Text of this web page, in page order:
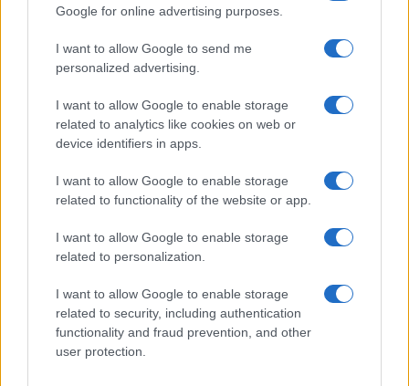
Google for online advertising purposes.
I want to allow Google to send me
personalized advertising.
I want to allow Google to enable storage
related to analytics like cookies on web or
device identifiers in apps.
I want to allow Google to enable storage
related to functionality of the website or app.
I want to allow Google to enable storage
related to personalization.
I want to allow Google to enable storage
related to security, including authentication
functionality and fraud prevention, and other
user protection.